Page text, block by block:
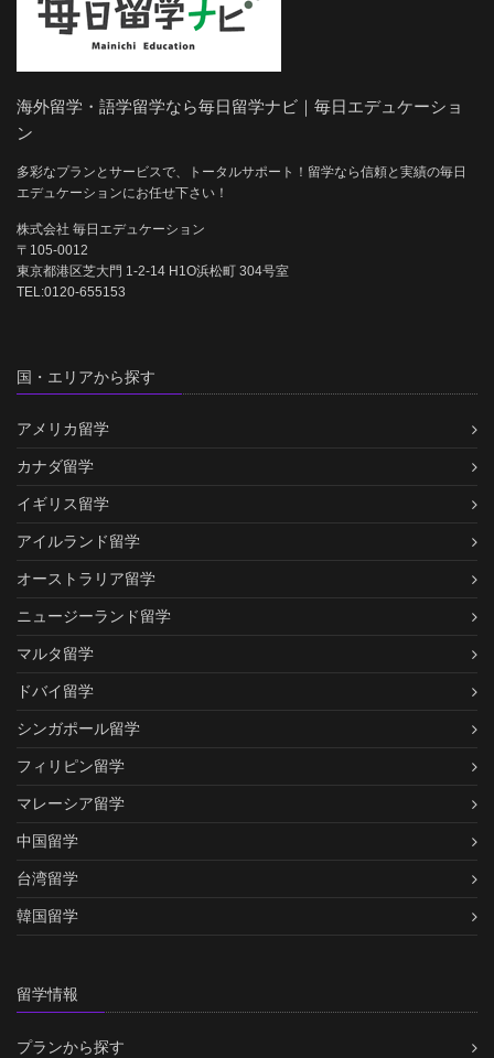
海外留学・語学留学なら毎日留学ナビ｜毎日エデュケーショ
ン
多彩なプランとサービスで、トータルサポート！留学なら信頼と実績の毎日
エデュケーションにお任せ下さい！
株式会社 毎日エデュケーション
〒105-0012
東京都港区芝大門 1-2-14 H1O浜松町 304号室
TEL:0120-655153
国・エリアから探す
アメリカ留学
カナダ留学
イギリス留学
アイルランド留学
オーストラリア留学
ニュージーランド留学
マルタ留学
ドバイ留学
シンガポール留学
フィリピン留学
マレーシア留学
中国留学
台湾留学
韓国留学
留学情報
プランから探す